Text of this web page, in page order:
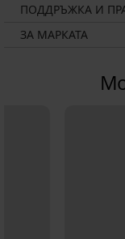
ПОДДРЪЖКА И
ЗА МАРКАТА